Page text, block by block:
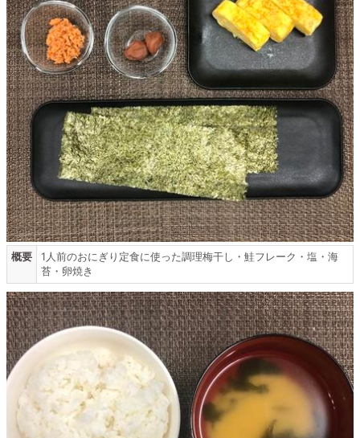
概要
1人前のおにぎり定食に使った調理梅干し・鮭フレーク・塩・海
苔・卵焼き